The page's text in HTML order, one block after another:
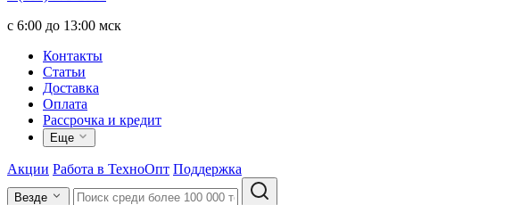
c 6:00 до 13:00 мск
Контакты
Статьи
Доставка
Оплата
Рассрочка и кредит
Еще
Акции Работа в ТехноОпт Поддержка
Везде